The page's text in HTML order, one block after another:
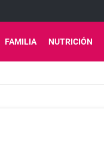
FAMILIA NUTRICIÓN